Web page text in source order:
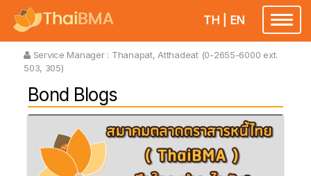
TH EN
Service Manager : Thanapat, Atthadeat (0-2655-6000 ext.
503, 305)
Bond Blogs